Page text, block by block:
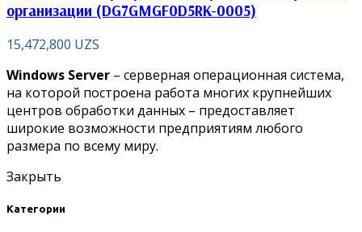
организации (DG7GMGF0D5RK-0005)
15,472,800 UZS
Windows Server – серверная операционная система,
на которой построена работа многих крупнейших
центров обработки данных – предоставляет
широкие возможности предприятиям любого
размера по всему миру.
Закрыть
Категории